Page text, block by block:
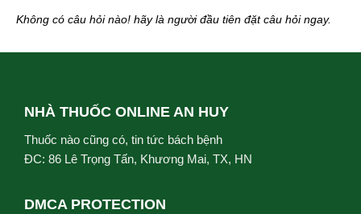
Không có câu hỏi nào! hãy là người đầu tiên đặt câu hỏi ngay.
NHÀ THUỐC ONLINE AN HUY
Thuốc nào cũng có, tin tức bách bệnh
ĐC: 86 Lê Trọng Tấn, Khương Mai, TX, HN
DMCA PROTECTION